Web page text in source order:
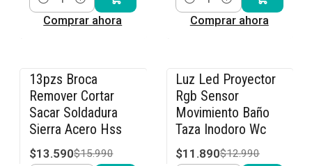
Cantidad
Comprar ahora
Cantidad
Comprar ahora
-15% OFF
13pzs Broca
Remover Cortar
Sacar Soldadura
Sierra Acero Hss
$13.590$15.990
-8% OFF
Luz Led Proyector
Rgb Sensor
Movimiento Baño
Taza Inodoro Wc
$11.890$12.990